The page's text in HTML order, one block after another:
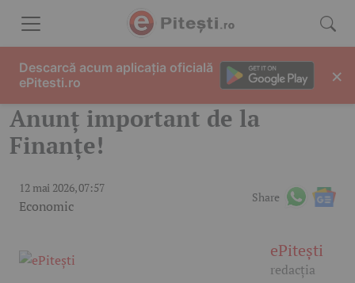
Anunț important de la
Finanțe!
12 mai 2026, 07:57
Economic
Share
ePitești
redacția
Descarcă acum aplicația oficială
ePitesti.ro
×